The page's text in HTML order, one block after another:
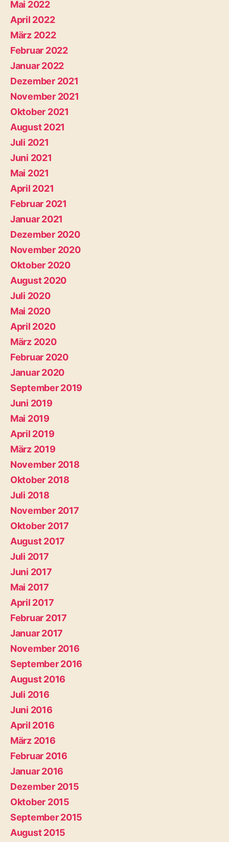
Mai 2022
April 2022
März 2022
Februar 2022
Januar 2022
Dezember 2021
November 2021
Oktober 2021
August 2021
Juli 2021
Juni 2021
Mai 2021
April 2021
Februar 2021
Januar 2021
Dezember 2020
November 2020
Oktober 2020
August 2020
Juli 2020
Mai 2020
April 2020
März 2020
Februar 2020
Januar 2020
September 2019
Juni 2019
Mai 2019
April 2019
März 2019
November 2018
Oktober 2018
Juli 2018
November 2017
Oktober 2017
August 2017
Juli 2017
Juni 2017
Mai 2017
April 2017
Februar 2017
Januar 2017
November 2016
September 2016
August 2016
Juli 2016
Juni 2016
April 2016
März 2016
Februar 2016
Januar 2016
Dezember 2015
Oktober 2015
September 2015
August 2015